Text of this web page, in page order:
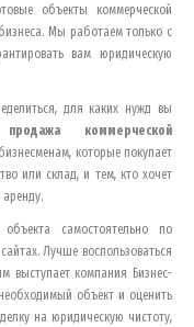
объекты коммерческой
Мы работаем только с
вам юридическую
для каких нужд вы
продажа коммерческой
которые покупает
или склад, и тем, кто хочет
самостоятельно по
Лучше воспользоваться
выступает компания Бизнес-
объект и оценить
на юридическую чистоту,